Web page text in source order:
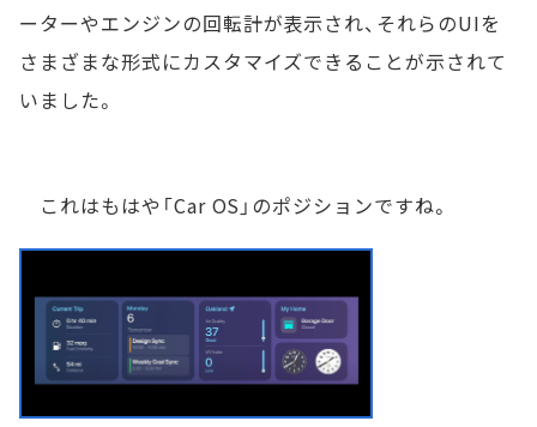
ーターやエンジンの回転計が表示され、それらのUIを
さまざまな形式にカスタマイズできることが示されて
いました。
これはもはや「Car OS」のポジションですね。